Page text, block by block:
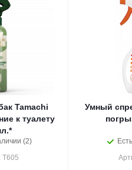
Tamachi
к туалету
(2)
Т605
Умный